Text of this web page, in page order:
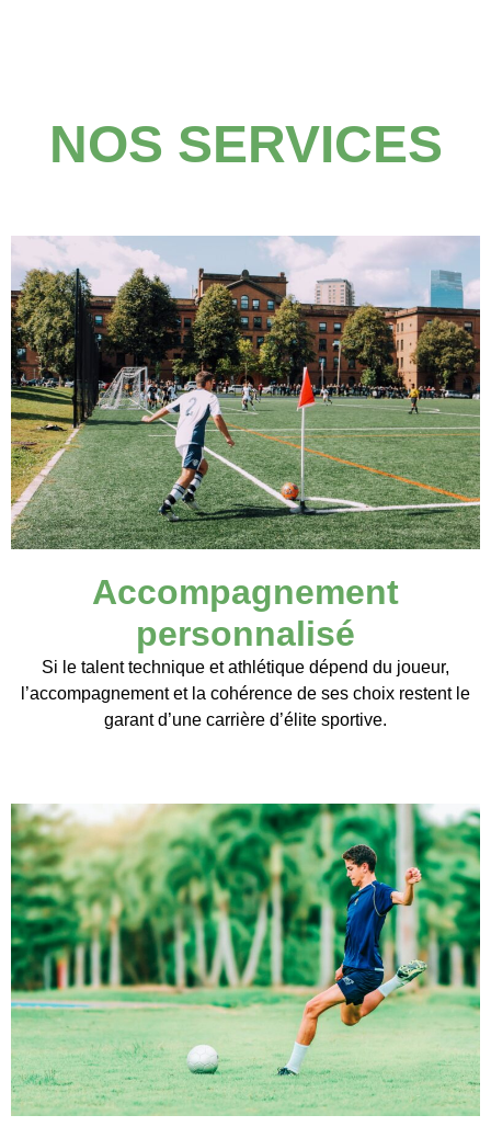
NOS SERVICES
Accompagnement
personnalisé
Si le talent technique et athlétique dépend du joueur,
l’accompagnement et la cohérence de ses choix restent le
garant d’une carrière d’élite sportive.